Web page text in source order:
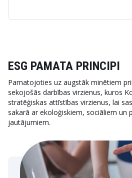
ESG PAMATA PRINCIPI
Pamatojoties uz augstāk minētiem
sekojošās darbības virzienus, kuros
stratēģiskas attīstības virzienus, lai
sakarā ar ekoloģiskiem, sociāliem un
jautājumiem.